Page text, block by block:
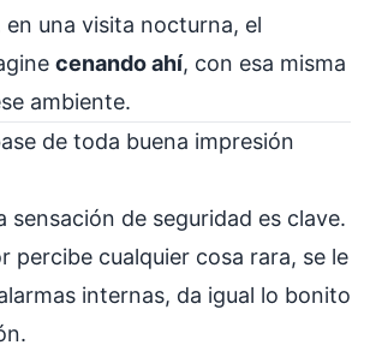
en una visita nocturna, el
cenando ahí, con esa misma
ambiente.
de toda buena impresión
sensación de seguridad es clave.
percibe cualquier cosa rara, se le
internas, da igual lo bonito